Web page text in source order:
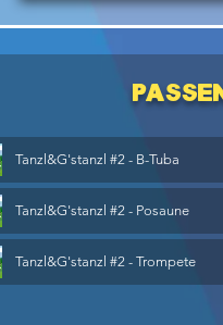
Tanzl&G'stanzl #2 - B-Tuba
Tanzl&G'stanzl #2 - Posaune
Tanzl&G'stanzl #2 - Trompete